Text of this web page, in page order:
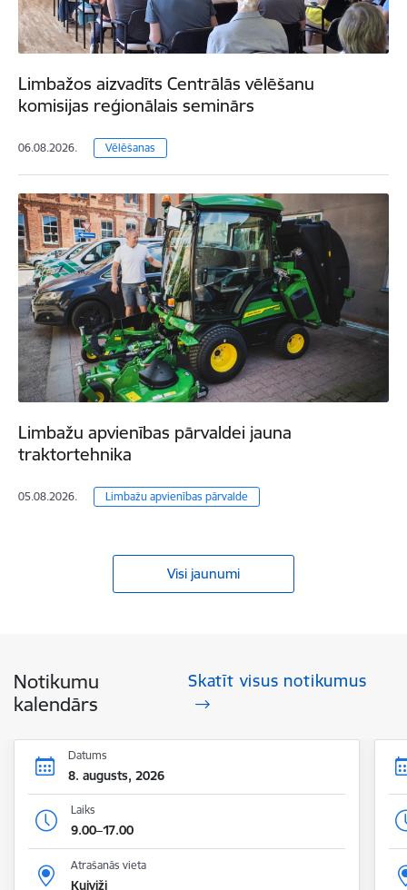
Limbažos aizvadīts Centrālās vēlēšanu
komisijas reģionālais seminārs
06.08.2026. Vēlēšanas
Limbažu apvienības pārvaldei jauna
traktortehnika
05.08.2026. Limbažu apvienības pārvalde
Visi jaunumi
Notikumu
kalendārs
Skatīt visus notikumus
Datums
8. augusts, 2026
Laiks
9.00–17.00
Atrašanās vieta
Kuiviži